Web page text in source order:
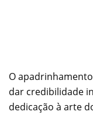
O
dar credibilidade
dedicação à arte